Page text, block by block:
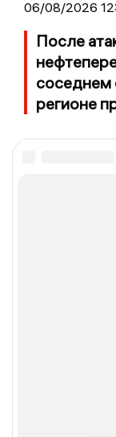
06/08/2026
После
соседнем
регионе